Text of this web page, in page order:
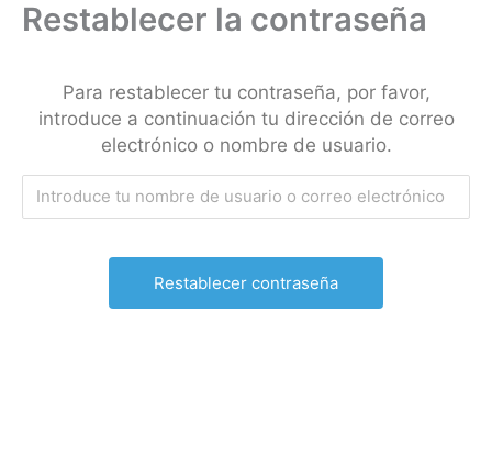
Restablecer la contraseña
Para restablecer tu contraseña, por favor,
introduce a continuación tu dirección de correo
electrónico o nombre de usuario.